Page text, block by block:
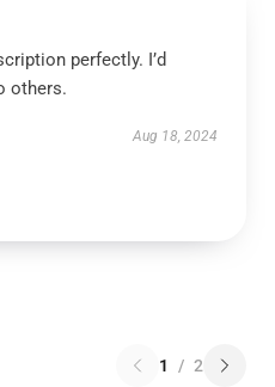
perfectly. I’d
others.
Aug 18, 2024
1 / 2